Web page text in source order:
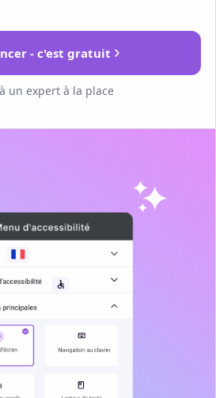
- c'est gratuit
un expert à la place